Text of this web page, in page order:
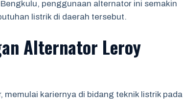
penggunaan alternator ini semakin
listrik di daerah tersebut.
Alternator Leroy
memulai kariernya di bidang teknik listrik pada